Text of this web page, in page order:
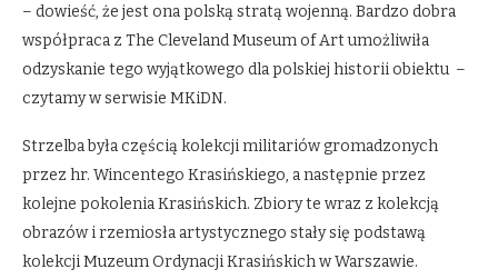
– dowieść, że jest ona polską stratą wojenną. Bardzo dobra
współpraca z The Cleveland Museum of Art umożliwiła
odzyskanie tego wyjątkowego dla polskiej historii obiektu –
czytamy w serwisie MKiDN.
Strzelba była częścią kolekcji militariów gromadzonych
przez hr. Wincentego Krasińskiego, a następnie przez
kolejne pokolenia Krasińskich. Zbiory te wraz z kolekcją
obrazów i rzemiosła artystycznego stały się podstawą
kolekcji Muzeum Ordynacji Krasińskich w Warszawie.